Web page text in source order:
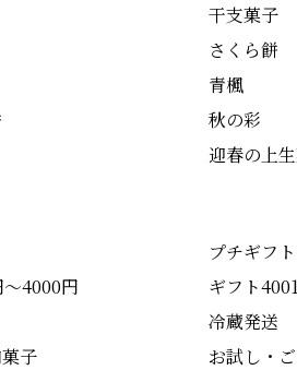
干支菓子
さくら餅
青楓
秋の彩
迎春の上
プチギフト
4000円
ギフト
冷蔵発送
子
お試し・